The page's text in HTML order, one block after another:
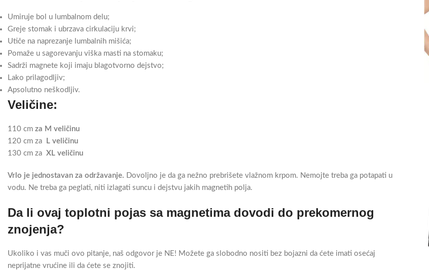
Umiruje bol u lumbalnom delu;
Greje stomak i ubrzava cirkulaciju krvi;
Utiče na naprezanje lumbalnih mišića;
Pomaže u sagorevanju viška masti na stomaku;
Sadrži magnete koji imaju blagotvorno dejstvo;
Lako prilagodljiv;
Apsolutno neškodljiv.
Veličine:
110 cm za M veličinu
120 cm za
L veličinu
130 cm za XL veličinu
Vrlo je jednostavan za održavanje. Dovoljno je da ga nežno prebrišete vlažnom krpom. Nemojte treba ga potapati u
vodu. Ne treba ga peglati, niti izlagati suncu i dejstvu jakih magnetih polja.
Da li ovaj toplotni pojas sa magnetima dovodi do prekomernog
znojenja?
Ukoliko i vas muči ovo pitanje, naš odgovor je NE! Možete ga slobodno nositi bez bojazni da ćete imati osećaj
neprijatne vrućine ili da ćete se znojiti.